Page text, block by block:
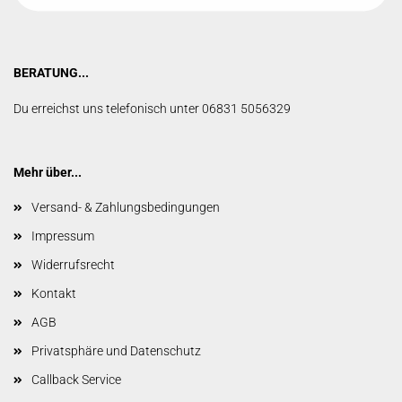
BERATUNG...
Du erreichst uns telefonisch unter 06831 5056329
Mehr über...
Versand- & Zahlungsbedingungen
Impressum
Widerrufsrecht
Kontakt
AGB
Privatsphäre und Datenschutz
Callback Service